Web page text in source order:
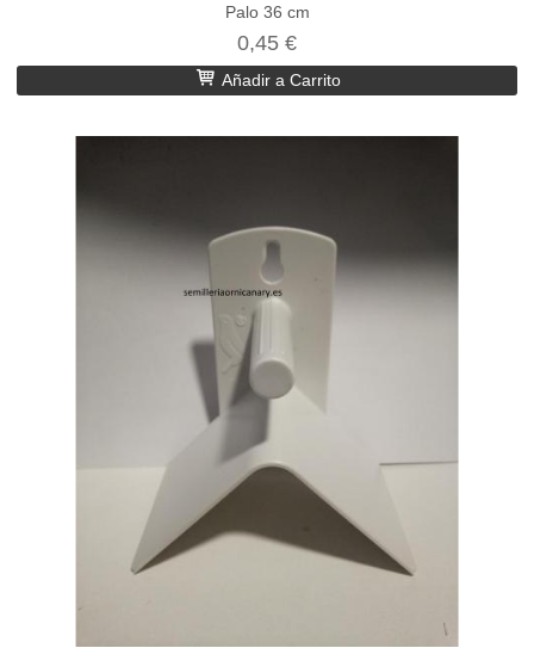
Palo 36 cm
0,45 €
Añadir a Carrito